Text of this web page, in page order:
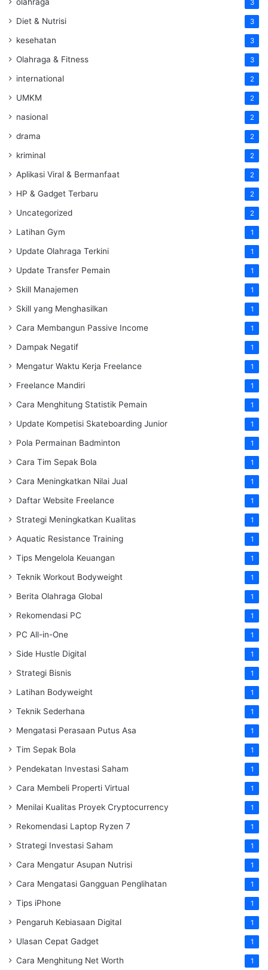
3
Diet & Nutrisi 3
kesehatan 3
Olahraga & Fitness 3
international 2
UMKM 2
nasional 2
drama 2
kriminal 2
Aplikasi Viral & Bermanfaat 2
HP & Gadget Terbaru 2
Uncategorized 2
Latihan Gym 1
Update Olahraga Terkini 1
Update Transfer Pemain 1
Skill Manajemen 1
Skill yang Menghasilkan 1
Cara Membangun Passive Income 1
Dampak Negatif 1
Mengatur Waktu Kerja Freelance 1
Freelance Mandiri 1
Cara Menghitung Statistik Pemain 1
Update Kompetisi Skateboarding Junior 1
Pola Permainan Badminton 1
Cara Tim Sepak Bola 1
Cara Meningkatkan Nilai Jual 1
Daftar Website Freelance 1
Strategi Meningkatkan Kualitas 1
Aquatic Resistance Training 1
Tips Mengelola Keuangan 1
Teknik Workout Bodyweight 1
Berita Olahraga Global 1
Rekomendasi PC 1
PC All-in-One 1
Side Hustle Digital 1
Strategi Bisnis 1
Latihan Bodyweight 1
Teknik Sederhana 1
Mengatasi Perasaan Putus Asa 1
Tim Sepak Bola 1
Pendekatan Investasi Saham 1
Cara Membeli Properti Virtual 1
Menilai Kualitas Proyek Cryptocurrency 1
Rekomendasi Laptop Ryzen 7 1
Strategi Investasi Saham 1
Cara Mengatur Asupan Nutrisi 1
Cara Mengatasi Gangguan Penglihatan 1
Tips iPhone 1
Pengaruh Kebiasaan Digital 1
Ulasan Cepat Gadget 1
Cara Menghitung Net Worth 1